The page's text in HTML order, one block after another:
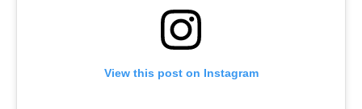
View this post on Instagram